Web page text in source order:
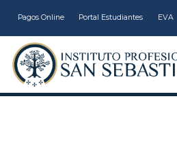
Pagos Online Portal Estudiantes EVA